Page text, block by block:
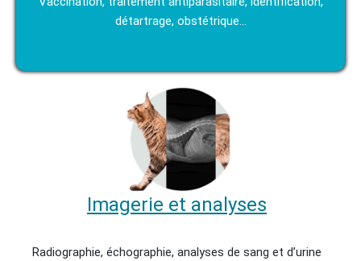
détartrage, obstétrique…
Imagerie et analyses
Radiographie, échographie, analyses de sang et d’urine